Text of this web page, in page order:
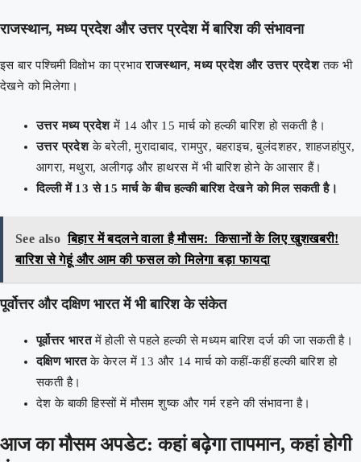
राजस्थान, मध्य प्रदेश और उत्तर प्रदेश में बारिश की संभावना
इस बार पश्चिमी विक्षोभ का प्रभावराजस्थान, मध्य प्रदेश और उत्तर प्रदेशतक भी
देखने को मिलेगा।
उत्तर मध्य प्रदेशमें 14 और 15 मार्च को हल्की बारिश हो सकती है।
उत्तर प्रदेशके बरेली, मुरादाबाद, रामपुर, बहराइच, बुलंदशहर, शाहजहांपुर,
आगरा, मथुरा, अलीगढ़ और हाथरस में भी बारिश होने के आसार हैं।
दिल्ली में 13 से 15 मार्च के बीच हल्की बारिश देखने को मिल सकती है।
See also बिहार में बदलने वाला है मौसम: किसानों के लिए खुशखबरी!
बारिश से गेहूं और आम की फसल को मिलेगा बड़ा फायदा
पूर्वोत्तर और दक्षिण भारत में भी बारिश के संकेत
पूर्वोत्तर भारतमें होली से पहले हल्की से मध्यम बारिश दर्ज की जा सकती है।
दक्षिण भारतके केरल में 13 और 14 मार्च को कहीं-कहीं हल्की बारिश हो
सकती है।
देश के बाकी हिस्सों में मौसम शुष्क और गर्म रहने की संभावना है।
आज का मौसम अपडेट: कहां बढ़ेगा तापमान, कहां होगी